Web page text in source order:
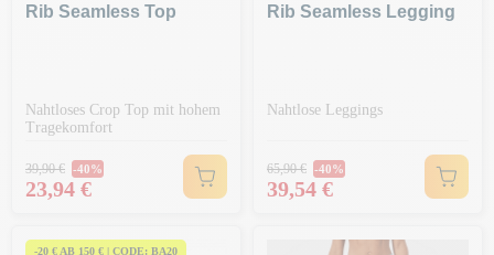
Rib Seamless Top
Nahtloses Crop Top mit hohem
Tragekomfort
Regulärer Preis
39,90 € -40%
Preis
23,94 €
Rib Seamless Legging
Nahtlose Leggings
Regulärer Preis
65,90 € -40%
Preis
39,54 €
-20 € AB 150 € | CODE: BA20